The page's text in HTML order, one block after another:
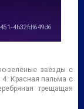
зелёные звёзды с
Красная пальма с
трещащая